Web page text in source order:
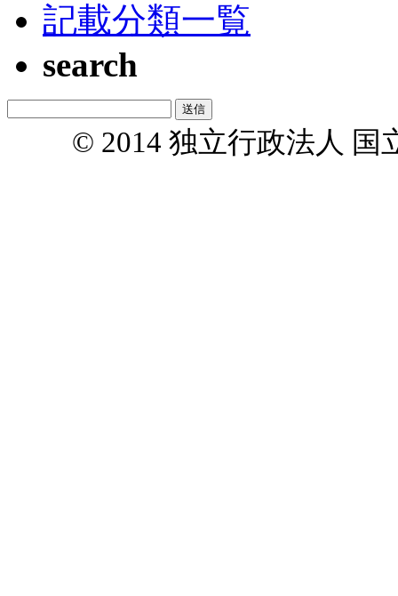
記載分類一覧
search
© 2014 独立行政法人 国